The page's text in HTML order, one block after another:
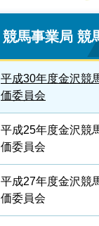
競馬事業局 競
平成30年度金沢競
価委員会
平成25年度金沢競
価委員会
平成27年度金沢競
価委員会